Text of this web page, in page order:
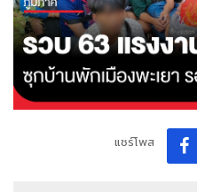
แชร์โพส